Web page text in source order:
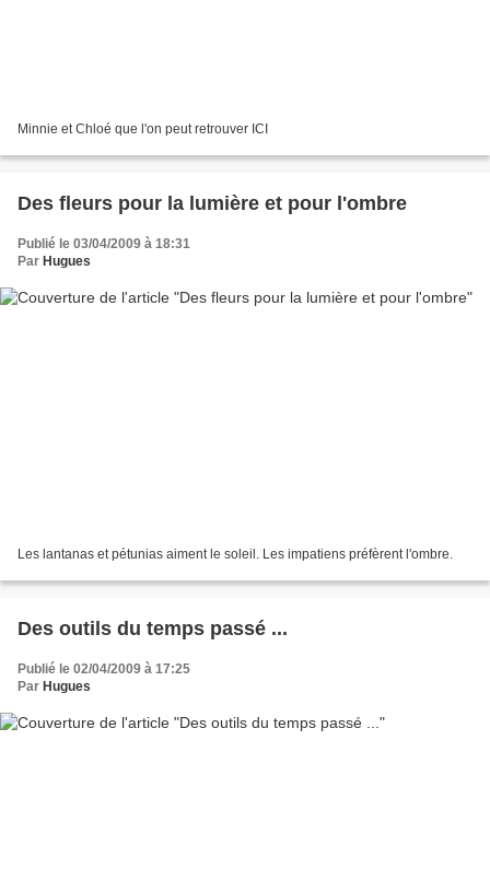
Minnie et Chloé que l'on peut retrouver ICI
Des fleurs pour la lumière et pour l'ombre
Publié le 03/04/2009 à 18:31
Par Hugues
Les lantanas et pétunias aiment le soleil. Les impatiens préfèrent l'ombre.
Des outils du temps passé ...
Publié le 02/04/2009 à 17:25
Par Hugues